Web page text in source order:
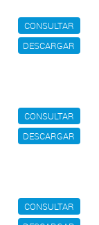
CONSULTAR
DESCARGAR
CONSULTAR
DESCARGAR
CONSULTAR